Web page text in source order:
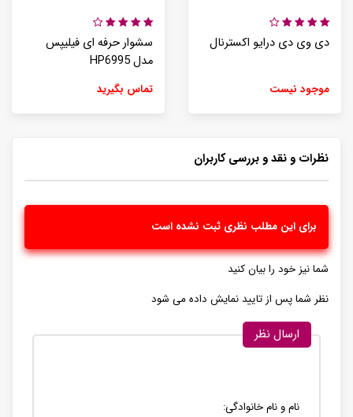
سشوار حرفه ای فیلیپس
مدل HP6995
تماس بگیرید
دی وی دی درایو اکسترنال
موجود نیست
نظرات و نقد و بررسی کاربران
برای این مطلب نظری ثبت نشده است
شما نیز خود را بیان کنید
نظر شما پس از تایید نمایش داده می شود
ارسال نظر
نام و نام خانوادگی: